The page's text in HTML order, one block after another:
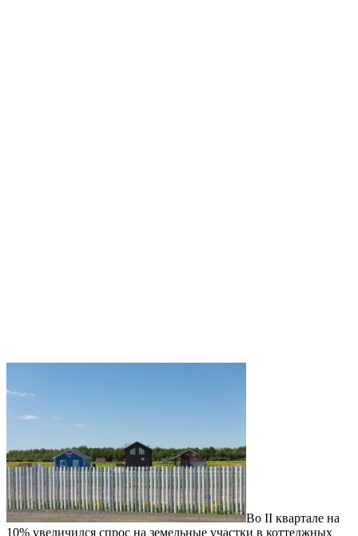
Во II квартале на
10% увеличился спрос на земельные участки в коттеджных